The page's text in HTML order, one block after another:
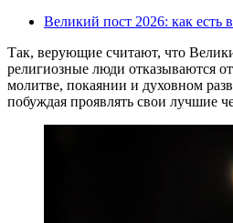
Великий пост 2026: как
Так, верующие считают, что
религиозные люди отказываются
молитве, покаянии и духовном
побуждая проявлять свои лучшие